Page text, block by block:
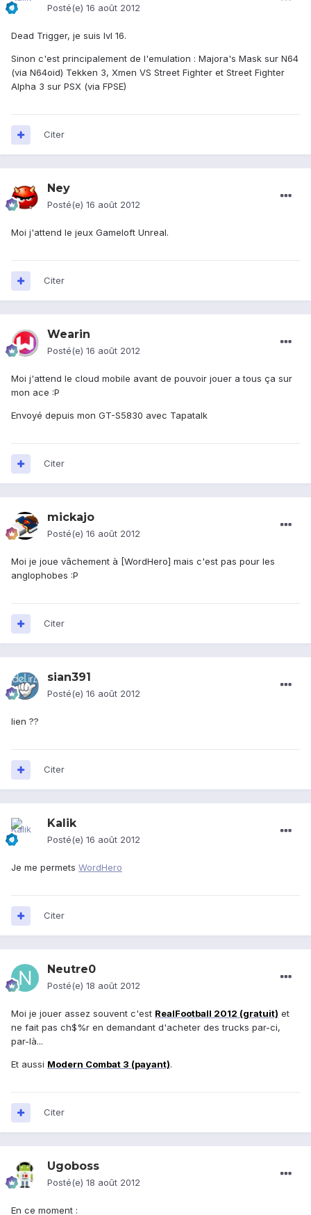
Posté(e) 16 août 2012
Dead Trigger, je suis lvl 16.
Sinon c'est principalement de l'emulation : Majora's Mask sur N64
(via N64oid) Tekken 3, Xmen VS Street Fighter et Street Fighter
Alpha 3 sur PSX (via FPSE)
Citer
Ney
Posté(e) 16 août 2012
Moi j'attend le jeux Gameloft Unreal.
Citer
Wearin
Posté(e) 16 août 2012
Moi j'attend le cloud mobile avant de pouvoir jouer a tous ça sur
mon ace :P
Envoyé depuis mon GT-S5830 avec Tapatalk
Citer
mickajo
Posté(e) 16 août 2012
Moi je joue vâchement à [WordHero] mais c'est pas pour les
anglophobes :P
Citer
sian391
Posté(e) 16 août 2012
lien ??
Citer
Kalik
Posté(e) 16 août 2012
Je me permets WordHero
Citer
Neutre0
Posté(e) 18 août 2012
Moi je jouer assez souvent c'est RealFootball 2012 (gratuit) et
ne fait pas ch$%r en demandant d'acheter des trucks par-ci,
par-là...
Et aussi Modern Combat 3 (payant).
Citer
Ugoboss
Posté(e) 18 août 2012
En ce moment :